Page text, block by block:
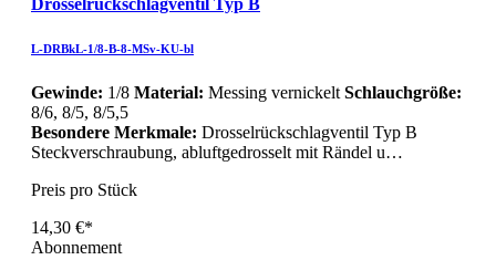
Drosselrückschlagventil Typ B
L-DRBkL-1/8-B-8-MSv-KU-bl
Gewinde: 1/8 Material: Messing vernickelt Schlauchgröße:
8/6, 8/5, 8/5,5
Besondere Merkmale: Drosselrückschlagventil Typ B
Steckverschraubung, abluftgedrosselt mit Rändel u…
Preis pro Stück
14,30 €*
Abonnement